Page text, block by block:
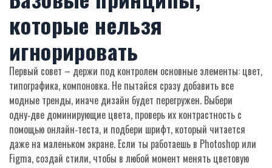
которые нельзя
игнорировать
Первый совет – держи под контролем основные элементы: цвет,
типографика, компоновка. Не пытайся сразу добавить все
модные тренды, иначе дизайн будет перегружен. Выбери
одну‑две доминирующие цвета, проверь их контрастность с
помощью онлайн‑теста, и подбери шрифт, который читается
даже на маленьком экране. Если ты работаешь в Photoshop или
Figma, создай стили, чтобы в любой момент менять цветовую